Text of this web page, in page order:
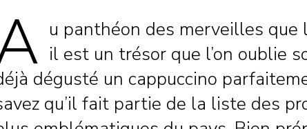
u panthéon des merveilles que
il est un trésor que l’on oublie
dégusté un cappuccino
qu’il fait partie de la liste des